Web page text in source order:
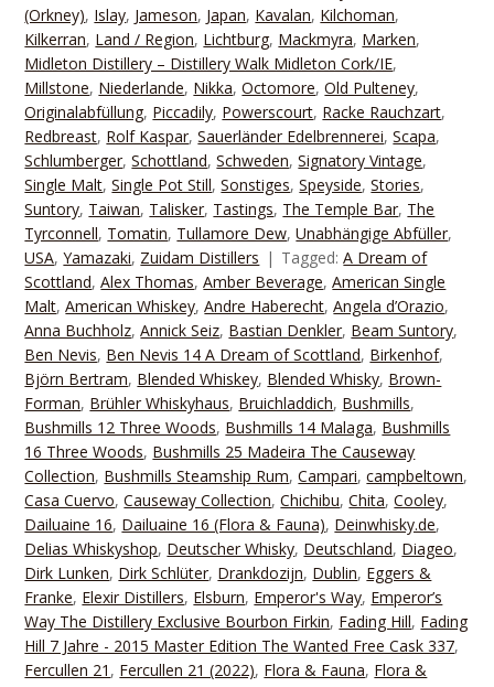
(Orkney), Islay, Jameson, Japan, Kavalan, Kilchoman,
Kilkerran, Land / Region, Lichtburg, Mackmyra, Marken,
Midleton Distillery – Distillery Walk Midleton Cork/IE,
Millstone, Niederlande, Nikka,Octomore,Old Pulteney,
Originalabfüllung, Piccadily, Powerscourt, Racke Rauchzart,
Redbreast, Rolf Kaspar,Sauerländer Edelbrennerei,Scapa,
Schlumberger,Schottland,Schweden,Signatory Vintage,
Single Malt,Single Pot Still,Sonstiges,Speyside,Stories,
Suntory, Taiwan, Talisker, Tastings, The Temple Bar, The
Tyrconnell, Tomatin, Tullamore Dew,Unabhängige Abfüller,
USA,Yamazaki, Zuidam Distillers Tagged:A Dream of
Scottland,Alex Thomas,Amber Beverage,American Single
Malt,American Whiskey,Andre Haberecht,Angela d’Orazio,
Anna Buchholz,Annick Seiz, Bastian Denkler, Beam Suntory,
Ben Nevis, Ben Nevis 14 A Dream of Scottland, Birkenhof,
Björn Bertram, Blended Whiskey, Blended Whisky, Brown-
Forman, Brühler Whiskyhaus, Bruichladdich, Bushmills,
Bushmills 12 Three Woods, Bushmills 14 Malaga, Bushmills
16 Three Woods, Bushmills 25 Madeira The Causeway
Collection, Bushmills Steamship Rum,Campari,campbeltown,
Casa Cuervo,Causeway Collection,Chichibu,Chita,Cooley,
Dailuaine 16, Dailuaine 16 (Flora & Fauna), Deinwhisky.de,
Delias Whiskyshop, Deutscher Whisky, Deutschland, Diageo,
Dirk Lunken, Dirk Schlüter, Drankdozijn, Dublin, Eggers &
Franke, Elexir Distillers, Elsburn, Emperor's Way, Emperor’s
Way The Distillery Exclusive Bourbon Firkin, Fading Hill, Fading
Hill 7 Jahre - 2015 Master Edition The Wanted Free Cask 337,
Fercullen 21 , Fercullen 21 (2022), Flora & Fauna, Flora &